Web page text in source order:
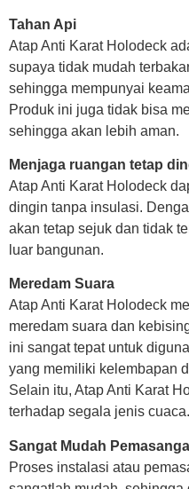
Tahan Api
Atap Anti Karat Holodeck
supaya tidak mudah
sehingga mempunyai
Produk ini juga tidak bisa
sehingga akan lebih aman.
Menjaga ruangan tetap
Atap Anti Karat Holodeck
dingin tanpa insulasi.
akan tetap sejuk dan tidak
luar bangunan.
Meredam Suara
Atap Anti Karat Holodeck
meredam suara dan
ini sangat tepat untuk
yang memiliki kelembapan
Selain itu, Atap Anti Karat
terhadap segala jenis cuaca.
Sangat Mudah
Proses instalasi atau